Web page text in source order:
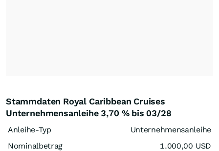
Stammdaten Royal Caribbean Cruises
Unternehmensanleihe 3,70 % bis 03/28
Anleihe-Typ
Unternehmensanleihe
Nominalbetrag
1.000,00 USD